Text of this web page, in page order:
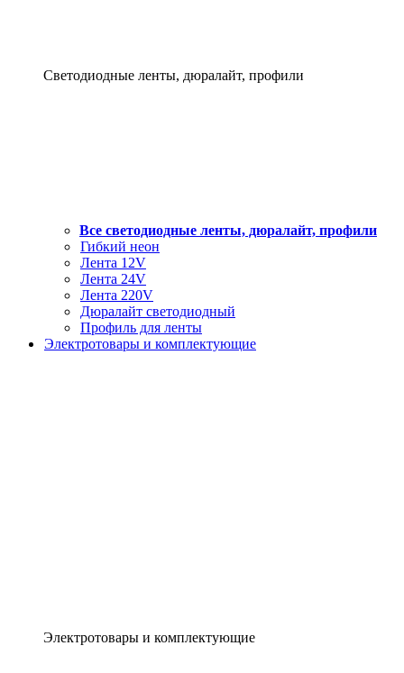
Светодиодные ленты, дюралайт, профили
Все светодиодные ленты, дюралайт, профили
Гибкий неон
Лента 12V
Лента 24V
Лента 220V
Дюралайт светодиодный
Профиль для ленты
Электротовары и комплектующие
Электротовары и комплектующие